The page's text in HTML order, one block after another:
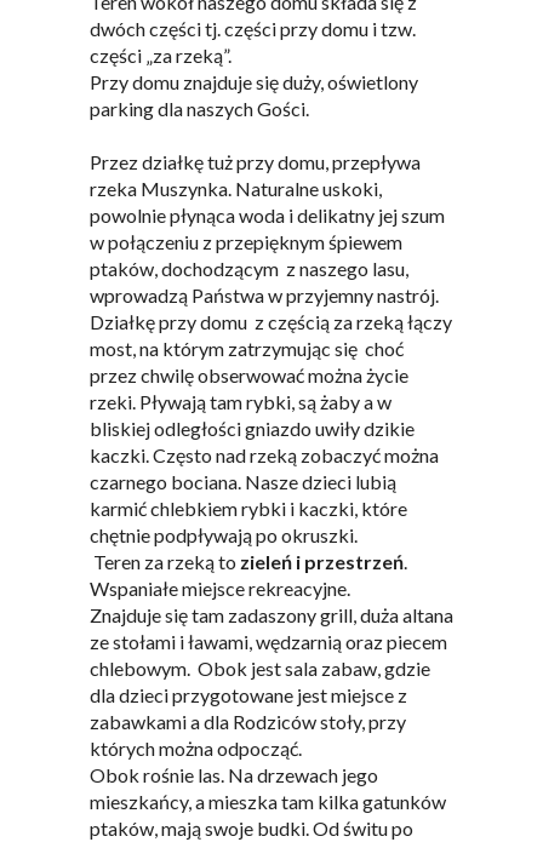
dwóch części tj. części przy domu i tzw.
części „za rzeką”.
Przy domu znajduje się duży, oświetlony
parking dla naszych Gości.
Przez działkę tuż przy domu, przepływa
rzeka Muszynka. Naturalne uskoki,
powolnie płynąca woda i delikatny jej szum
w połączeniu z przepięknym śpiewem
ptaków, dochodzącym z naszego lasu,
wprowadzą Państwa w przyjemny nastrój.
Działkę przy domu z częścią za rzeką łączy
most, na którym zatrzymując się choć
przez chwilę obserwować można życie
rzeki. Pływają tam rybki, są żaby a w
bliskiej odległości gniazdo uwiły dzikie
kaczki. Często nad rzeką zobaczyć można
czarnego bociana. Nasze dzieci lubią
karmić chlebkiem rybki i kaczki, które
chętnie podpływają po okruszki.
Teren za rzeką to zieleń i przestrzeń.
Wspaniałe miejsce rekreacyjne.
Znajduje się tam zadaszony grill, duża altana
ze stołami i ławami, wędzarnią oraz piecem
chlebowym. Obok jest sala zabaw, gdzie
dla dzieci przygotowane jest miejsce z
zabawkami a dla Rodziców stoły, przy
których można odpocząć.
Obok rośnie las. Na drzewach jego
mieszkańcy, a mieszka tam kilka gatunków
ptaków, mają swoje budki. Od świtu po